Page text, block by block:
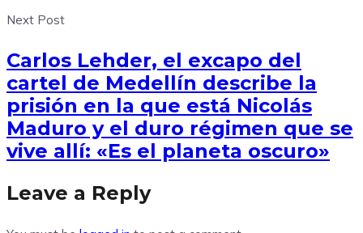
Next Post
Carlos Lehder, el excapo del
cartel de Medellín describe la
prisión en la que está Nicolás
Maduro y el duro régimen que se
vive allí: «Es el planeta oscuro»
Leave a Reply